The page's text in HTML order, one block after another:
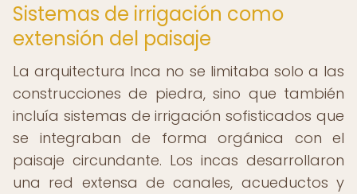
Sistemas de irrigación como
extensión del paisaje
La arquitectura Inca no se limitaba solo a las
construcciones de piedra, sino que también
incluía sistemas de irrigación sofisticados que
se integraban de forma orgánica con el
paisaje circundante. Los incas desarrollaron
una red extensa de canales, acueductos y